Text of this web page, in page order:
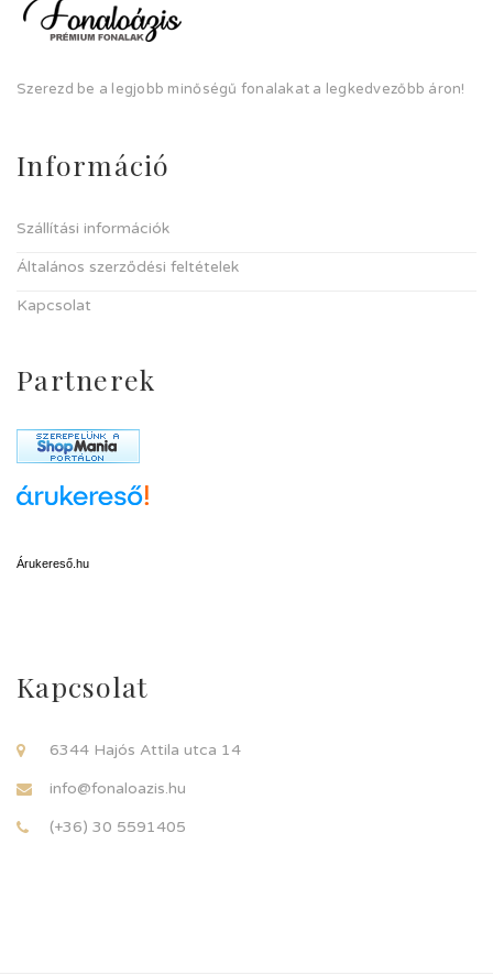
Szerezd be a legjobb minőségű fonalakat a legkedvezőbb áron!
Információ
Szállítási információk
Általános szerződési feltételek
Kapcsolat
Partnerek
Árukereső.hu
Kapcsolat
6344 Hajós Attila utca 14
info@fonaloazis.hu
(+36) 30 5591405